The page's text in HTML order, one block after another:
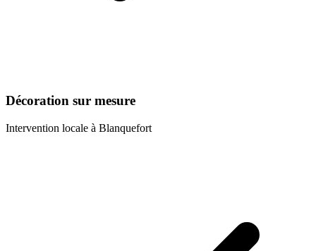
Décoration sur mesure
Intervention locale à Blanquefort